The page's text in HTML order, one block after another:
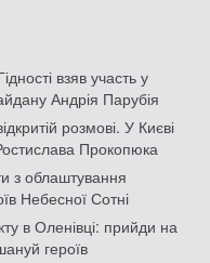
взяв участь у
Андрія Парубія
розмові. У Києві
Прокопюка
з облаштування
Небесної Сотні
в Оленівці: прийди на
героїв